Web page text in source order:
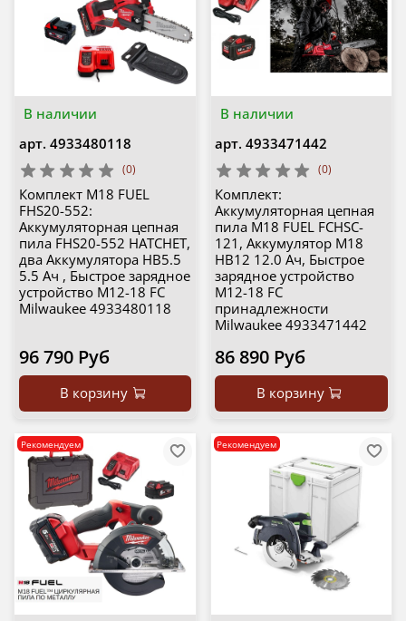
В наличии
арт. 4933480118
(0)
Комплект M18 FUEL
FHS20-552:
Аккумуляторная цепная
пила FHS20-552 HATCHET,
два Аккумулятора HB5.5
5.5 Ач , Быстрое зарядное
устройство M12-18 FC
Milwaukee 4933480118
96 790 Руб
В корзину
В наличии
арт. 4933471442
(0)
Комплект:
Аккумуляторная цепная
пила M18 FUEL FCHSC-
121, Аккумулятор M18
HB12 12.0 Ач, Быстрое
зарядное устройство
M12-18 FC
принадлежности
Milwaukee 4933471442
86 890 Руб
В корзину
Рекомендуем Рекомендуем